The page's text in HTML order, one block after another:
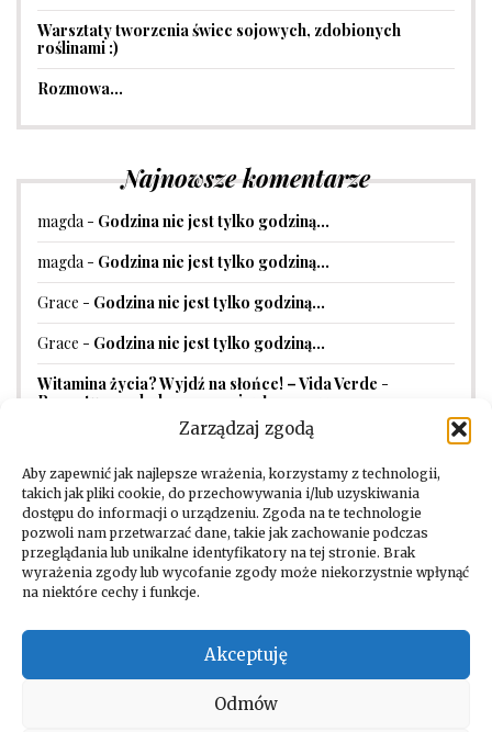
Zarządzaj zgodą
Aby zapewnić jak najlepsze wrażenia, korzystamy z technologii,
takich jak pliki cookie, do przechowywania i/lub uzyskiwania
dostępu do informacji o urządzeniu. Zgoda na te technologie
pozwoli nam przetwarzać dane, takie jak zachowanie podczas
przeglądania lub unikalne identyfikatory na tej stronie. Brak
wyrażenia zgody lub wycofanie zgody może niekorzystnie wpłynąć
na niektóre cechy i funkcje.
Akceptuję
Odmów
Warsztaty tworzenia świec sojowych, zdobionych
roślinami :)
Rozmowa…
Najnowsze komentarze
magda - Godzina nie jest tylko godziną…
magda - Godzina nie jest tylko godziną…
Grace - Godzina nie jest tylko godziną…
Grace - Godzina nie jest tylko godziną…
Witamina życia? Wyjdź na słońce! – Vida Verde -
Receptura na balsam przeciwsłoneczny